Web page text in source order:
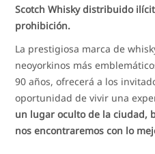
Scotch Whisky distribuido
prohibición.
La prestigiosa marca de
neoyorkinos más
90 años, ofrecerá a los
oportunidad de vivir una
un lugar oculto de la ciudad,
nos encontraremos con lo